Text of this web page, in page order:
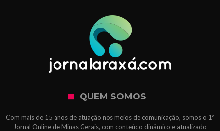
QUEM SOMOS
Com mais de 15 anos de atuação nos meios de comunicação, somos o 1º
Jornal Online de Minas Gerais, com conteúdo dinâmico e atualizado